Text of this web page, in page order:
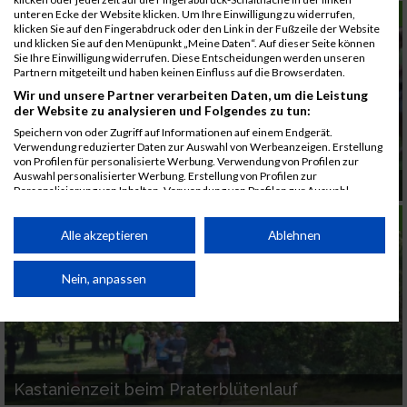
LAUFSPORT
Praterblüten-Lauf am 15. Mai
LAUFSPORT
Kastanienzeit beim Praterblütenlauf
unteren Ecke der Website klicken. Um Ihre Einwilligung zu widerrufen,
klicken Sie auf den Fingerabdruck oder den Link in der Fußzeile der Website
und klicken Sie auf den Menüpunkt „Meine Daten“. Auf dieser Seite können
Sie Ihre Einwilligung widerrufen. Diese Entscheidungen werden unseren
Partnern mitgeteilt und haben keinen Einfluss auf die Browserdaten.
Wir und unsere Partner verarbeiten Daten, um die Leistung
der Website zu analysieren und Folgendes zu tun:
Speichern von oder Zugriff auf Informationen auf einem Endgerät.
Verwendung reduzierter Daten zur Auswahl von Werbeanzeigen. Erstellung
von Profilen für personalisierte Werbung. Verwendung von Profilen zur
Auswahl personalisierter Werbung. Erstellung von Profilen zur
Personalisierung von Inhalten. Verwendung von Profilen zur Auswahl
Performance von Inhalten. Analyse von Zielgruppen durch Statistiken oder
Kombinationen von Daten aus verschiedenen Quellen. Entwicklung und
von Inhalten.
Daten können außerhalb der Europäischen Union weitergegeben und in die
Website/App.
Partnerliste anzeigen (1 IAB-Anbieter)
Wir nutzen Ihre Daten für folgende Zwecke:
Alle akzeptieren Ablehnen
Nein, anpassen